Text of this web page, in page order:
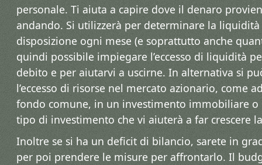
personale. Ti aiuta a capire dove il denaro
andando. Si utilizzerà per determinare la liquidità
disposizione ogni mese (e soprattutto anche
quindi possibile impiegare l’eccesso di liquidità
debito e per aiutarvi a uscirne. In alternativa si
l’eccesso di risorse nel mercato azionario, come
fondo comune, in un investimento immobiliare o
tipo di investimento che vi aiuterà a far crescere
Inoltre se si ha un deficit di bilancio, sarete in
per poi prendere le misure per affrontarlo. Il